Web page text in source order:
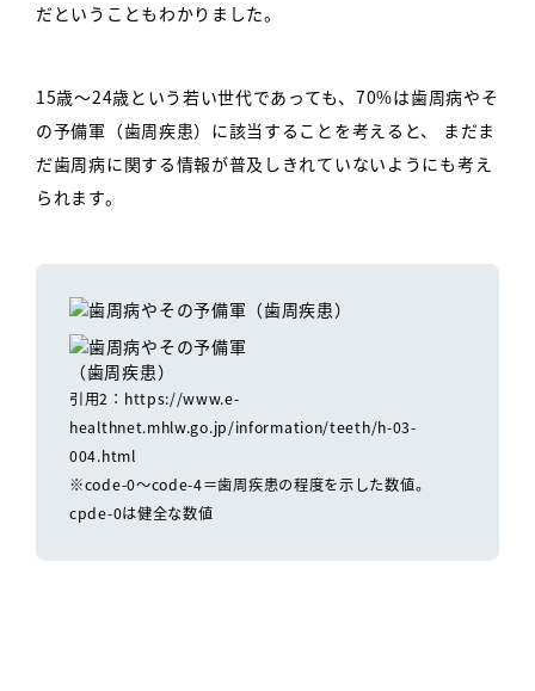
だということもわかりました。
15歳～24歳という若い世代であっても、70%は歯周病やそ
の予備軍（歯周疾患）に該当することを考えると、
まだま
だ歯周病に関する情報が普及しきれていないようにも考え
られます。
引用2：https://www.e-
healthnet.mhlw.go.jp/information/teeth/h-03-
004.html
※code-0～code-4＝歯周疾患の程度を示した数値。
cpde-0は健全な数値